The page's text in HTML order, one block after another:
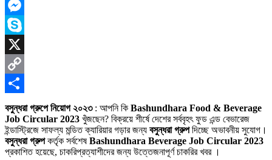
LinkedIn
Messenger
Skype
X
Copy
Share
বসুন্ধরা গ্রুপে নিয়োগ ২০২৩: আপনি কি Bashundhara Food & Beverage
Job Circular 2023 খুঁজছেন? বিক্রয়ে শীর্ষে দেশের সর্ববৃহৎ ফুড এন্ড বেভারেজ
ইন্ডাস্ট্রিজে সাফল্য মন্ডিত ক্যারিয়ার গড়ার জন্য বসুন্ধরা গ্রুপদিচ্ছে অভাবনীয় সুযোগ।
বসুন্ধরা গ্রুপকর্তৃক সর্বশেষBashundhara Beverage Job Circular 2023
প্রকাশিত হয়েছে, চাকরিপ্রত্যাশীদের জন্য উত্তেজনাপূর্ণ চাকরির খবর ।